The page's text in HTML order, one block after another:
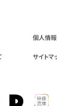
個人情
サイトマ